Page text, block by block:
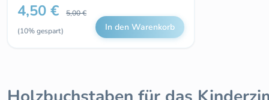
Verkaufspreis:
4,50 €
5,00 €
(10% gespart)
In den Warenkorb